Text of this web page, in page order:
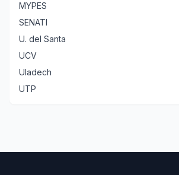
MYPES
SENATI
U. del Santa
UCV
Uladech
UTP